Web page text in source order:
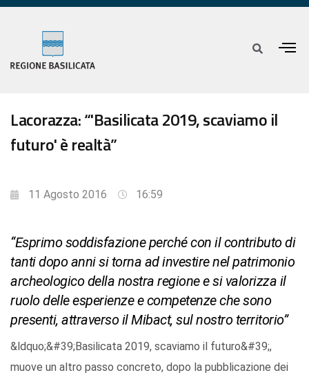
Lacorazza: “'Basilicata 2019, scaviamo il
futuro' è realtà”
11 Agosto 2016 16:59
“Esprimo soddisfazione perché con il contributo di
tanti dopo anni si torna ad investire nel patrimonio
archeologico della nostra regione e si valorizza il
ruolo delle esperienze e competenze che sono
presenti, attraverso il Mibact, sul nostro territorio”
&ldquo;&#39;Basilicata 2019, scaviamo il futuro&#39;,
muove un altro passo concreto, dopo la pubblicazione dei